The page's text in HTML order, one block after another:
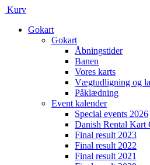
Kurv
Gokart
Gokart
Åbningstider
Banen
Vores karts
Vægtudligning og
Påklædning
Event kalender
Special events 2026
Danish Rental Kart
Final result 2023
Final result 2022
Final result 2021